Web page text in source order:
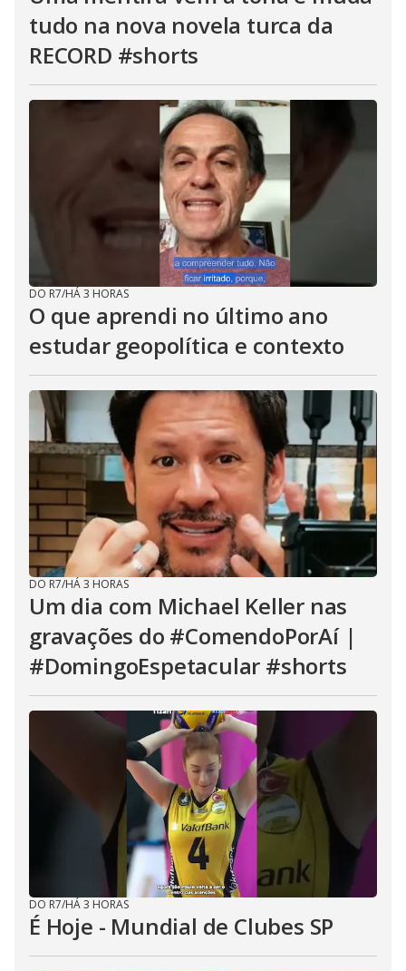
tudo na nova novela turca da
RECORD #shorts
DO R7/HÁ 3 HORAS
O que aprendi no último ano
estudar geopolítica e contexto
DO R7/HÁ 3 HORAS
Um dia com Michael Keller nas
gravações do #ComendoPorAí |
#DomingoEspetacular #shorts
DO R7/HÁ 3 HORAS
É Hoje - Mundial de Clubes SP